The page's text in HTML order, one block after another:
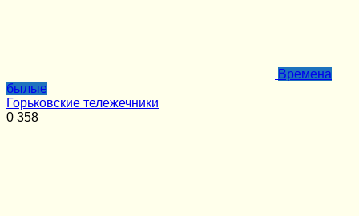
Времена
былые
Горьковские тележечники
0 358